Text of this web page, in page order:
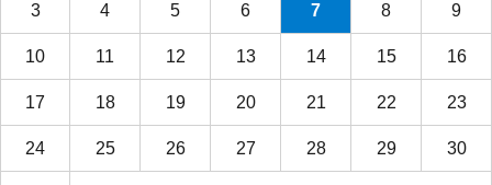
3 4 5 6 7 8 9
10 11 12 13 14 15 16
17 18 19 20 21 22 23
24 25 26 27 28 29 30